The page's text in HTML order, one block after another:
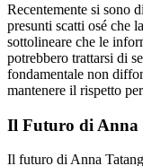
Recentemente si sono
presunti scatti osé che
sottolineare che le
potrebbero trattarsi di
fondamentale non
mantenere il rispetto
Il Futuro di Anna
Il futuro di Anna